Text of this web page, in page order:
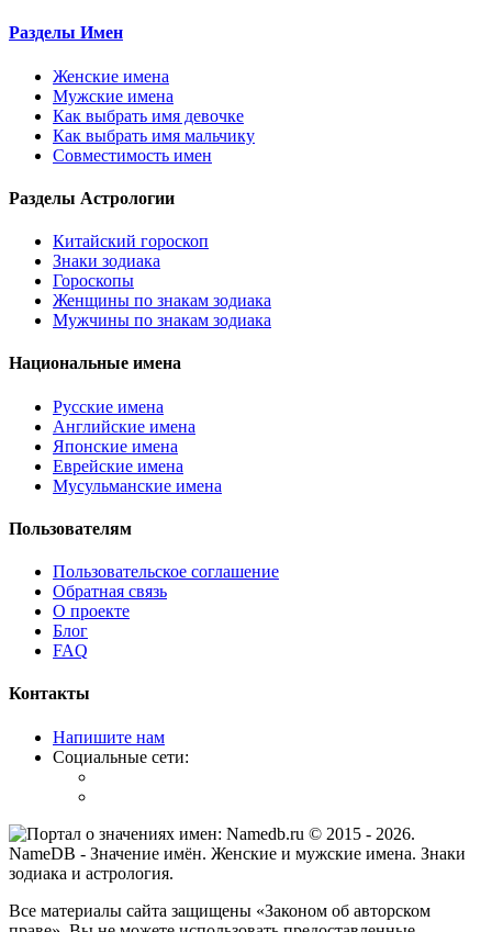
Разделы Имен
Женские имена
Мужские имена
Как выбрать имя девочке
Как выбрать имя мальчику
Совместимость имен
Разделы Астрологии
Китайский гороскоп
Знаки зодиака
Гороскопы
Женщины по знакам зодиака
Мужчины по знакам зодиака
Национальные имена
Русские имена
Английские имена
Японские имена
Еврейские имена
Мусульманские имена
Пользователям
Пользовательское соглашение
Обратная связь
О проекте
Блог
FAQ
Контакты
Напишите нам
Социальные сети:
© 2015 - 2026.
NameDB - Значение имён. Женские и мужские имена. Знаки
зодиака и астрология.
Все материалы сайта защищены «Законом об авторском